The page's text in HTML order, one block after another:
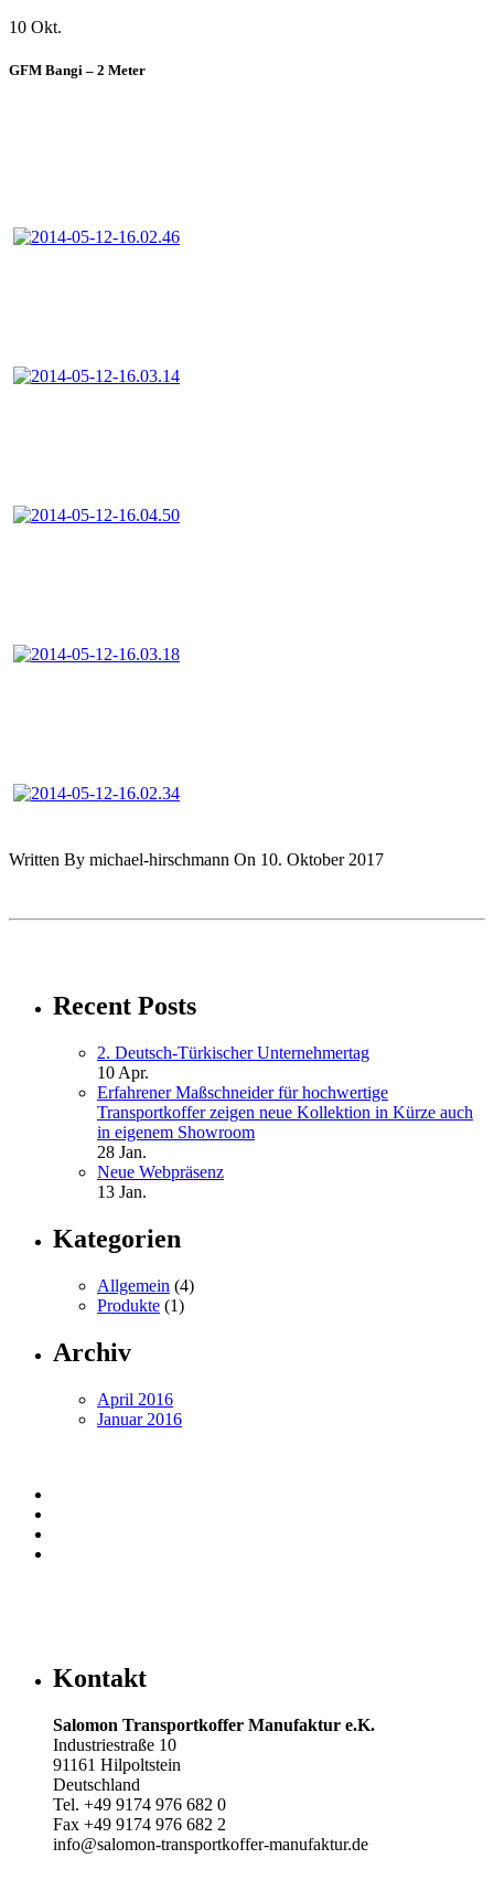
10 Okt.
GFM Bangi – 2 Meter
Written By michael-hirschmann On 10. Oktober 2017
Recent Posts
2. Deutsch-Türkischer Unternehmertag
10 Apr.
Erfahrener Maßschneider für hochwertige
Transportkoffer zeigen neue Kollektion in Kürze auch
in eigenem Showroom
28 Jan.
Neue Webpräsenz
13 Jan.
Kategorien
Allgemein (4)
Produkte (1)
Archiv
April 2016
Januar 2016
Kontakt
Salomon Transportkoffer Manufaktur e.K.
Industriestraße 10
91161 Hilpoltstein
Deutschland
Tel. +49 9174 976 682 0
Fax +49 9174 976 682 2
info@salomon-transportkoffer-manufaktur.de